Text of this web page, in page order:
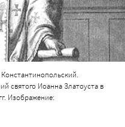
святого Иоанна Златоуста в
Изображение: